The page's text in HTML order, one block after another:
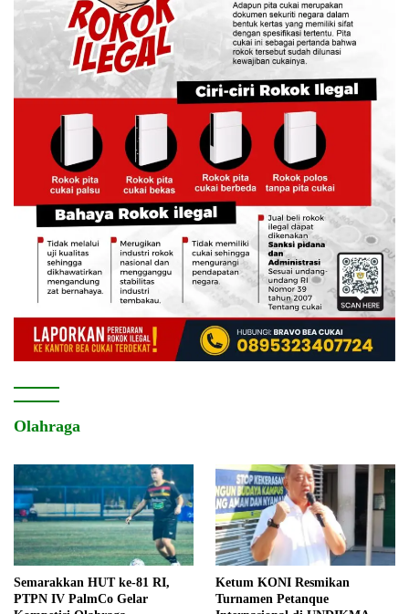
Olahraga
Semarakkan HUT ke-81 RI,
PTPN IV PalmCo Gelar
Ketum KONI Resmikan
Turnamen Petanque